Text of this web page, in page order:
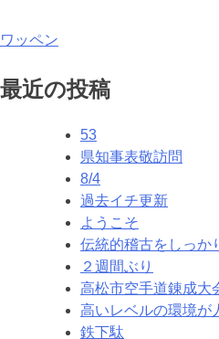
投
稿
ワッペン
最近の投稿
53
県知事表敬訪問
8/4
過去イチ更新
ようこそ
伝統的稽古をしっか
２週間ぶり
高松市空手道錬成大
高いレベルの環境が
鉄下駄